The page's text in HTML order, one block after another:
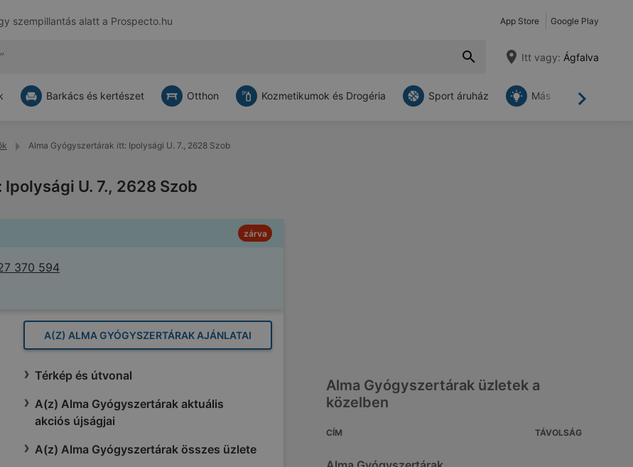
szempillantás alatt a Prospecto.hu App Store Google Play
Itt vagy: Ágfalva
Tovább
Barkács és kertészet Otthon Kozmetikumok és Drogéria Sport áruház Más
Alma Gyógyszertárak itt: Ipolysági U. 7., 2628 Szob
U. 7., 2628 Szob
zárva
370 594
A(Z) ALMA GYÓGYSZERTÁRAK AJÁNLATAI
Térkép és útvonal
A(z) Alma Gyógyszertárak aktuális
akciós újságjai
A(z) Alma Gyógyszertárak összes üzlete
Alma Gyógyszertárak üzletek a
közelben
CÍM TÁVOLSÁG